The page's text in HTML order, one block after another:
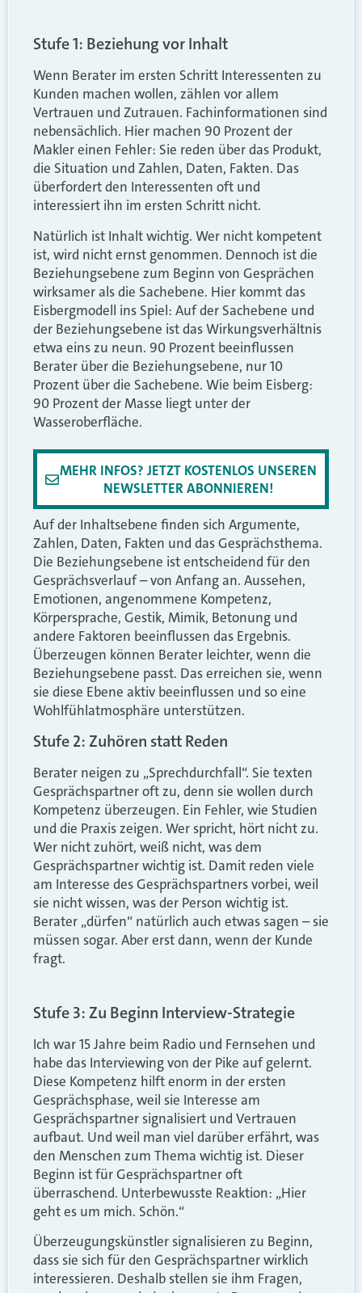
Stufe 1: Beziehung vor Inhalt
Wenn Berater im ersten Schritt Interessenten zu
Kunden machen wollen, zählen vor allem
Vertrauen und Zutrauen. Fachinformationen sind
nebensächlich. Hier machen 90 Prozent der
Makler einen Fehler: Sie reden über das Produkt,
die Situation und Zahlen, Daten, Fakten. Das
überfordert den Interessenten oft und
interessiert ihn im ersten Schritt nicht.
Natürlich ist Inhalt wichtig. Wer nicht kompetent
ist, wird nicht ernst genommen. Dennoch ist die
Beziehungsebene zum Beginn von Gesprächen
wirksamer als die Sachebene. Hier kommt das
Eisbergmodell ins Spiel: Auf der Sachebene und
der Beziehungsebene ist das Wirkungsverhältnis
etwa eins zu neun. 90 Prozent beeinflussen
Berater über die Beziehungsebene, nur 10
Prozent über die Sachebene. Wie beim Eisberg:
90 Prozent der Masse liegt unter der
Wasseroberfläche.
MEHR INFOS? JETZT KOSTENLOS UNSEREN
NEWSLETTER ABONNIEREN!
Auf der Inhaltsebene finden sich Argumente,
Zahlen, Daten, Fakten und das Gesprächsthema.
Die Beziehungsebene ist entscheidend für den
Gesprächsverlauf – von Anfang an. Aussehen,
Emotionen, angenommene Kompetenz,
Körpersprache, Gestik, Mimik, Betonung und
andere Faktoren beeinflussen das Ergebnis.
Überzeugen können Berater leichter, wenn die
Beziehungsebene passt. Das erreichen sie, wenn
sie diese Ebene aktiv beeinflussen und so eine
Wohlfühlatmosphäre unterstützen.
Stufe 2: Zuhören statt Reden
Berater neigen zu „Sprechdurchfall“. Sie texten
Gesprächspartner oft zu, denn sie wollen durch
Kompetenz überzeugen. Ein Fehler, wie Studien
und die Praxis zeigen. Wer spricht, hört nicht zu.
Wer nicht zuhört, weiß nicht, was dem
Gesprächspartner wichtig ist. Damit reden viele
am Interesse des Gesprächspartners vorbei, weil
sie nicht wissen, was der Person wichtig ist.
Berater „dürfen“ natürlich auch etwas sagen – sie
müssen sogar. Aber erst dann, wenn der Kunde
fragt.
Stufe 3: Zu Beginn Interview-Strategie
Ich war 15 Jahre beim Radio und Fernsehen und
habe das Interviewing von der Pike auf gelernt.
Diese Kompetenz hilft enorm in der ersten
Gesprächsphase, weil sie Interesse am
Gesprächspartner signalisiert und Vertrauen
aufbaut. Und weil man viel darüber erfährt, was
den Menschen zum Thema wichtig ist. Dieser
Beginn ist für Gesprächspartner oft
überraschend. Unterbewusste Reaktion: „Hier
geht es um mich. Schön.“
Überzeugungskünstler signalisieren zu Beginn,
dass sie sich für den Gesprächspartner wirklich
interessieren. Deshalb stellen sie ihm Fragen,